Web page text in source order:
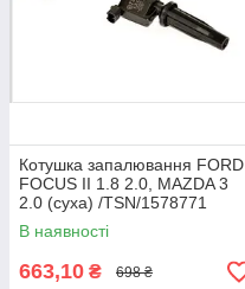
Котушка запалювання FORD
FOCUS II 1.8 2.0, MAZDA 3
2.0 (суха) /TSN/1578771
В наявності
663,10 ₴ 698 ₴